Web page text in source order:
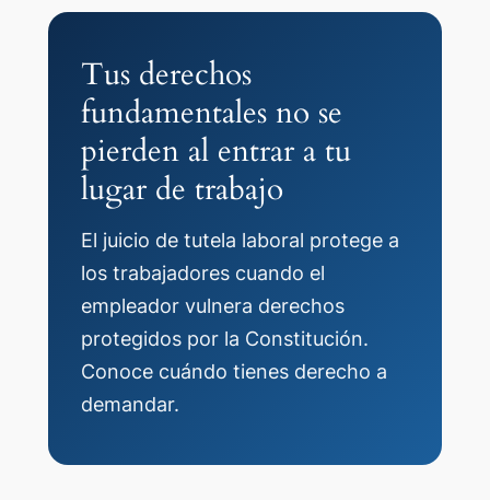
Tus derechos
fundamentales no se
pierden al entrar a tu
lugar de trabajo
El juicio de tutela laboral protege a
los trabajadores cuando el
empleador vulnera derechos
protegidos por la Constitución.
Conoce cuándo tienes derecho a
demandar.